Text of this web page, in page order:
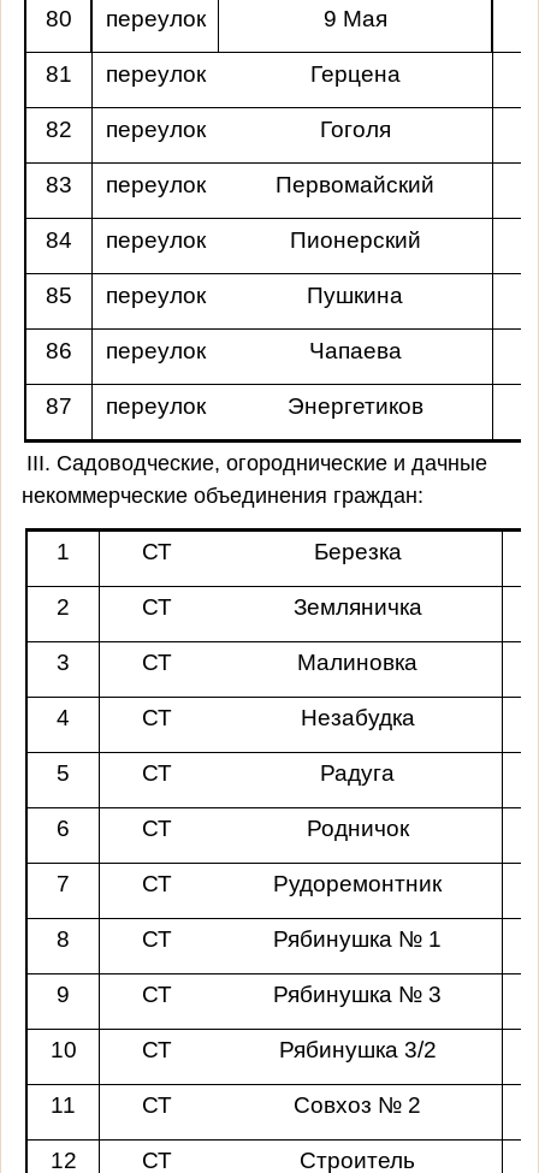
80 переулок 9 Мая
81 переулок Герцена
82 переулок Гоголя
83 переулок Первомайский
84 переулок Пионерский
85 переулок Пушкина
86 переулок Чапаева
87 переулок Энергетиков
III. Садоводческие, огороднические и дачные
некоммерческие объединения граждан:
1 СТ Березка
2 СТ Земляничка
3 СТ Малиновка
4 СТ Незабудка
5 СТ Радуга
6 СТ Родничок
7 СТ Рудоремонтник
8 СТ Рябинушка № 1
9 СТ Рябинушка № 3
10 СТ Рябинушка 3/2
11 СТ Совхоз № 2
12 СТ Строитель